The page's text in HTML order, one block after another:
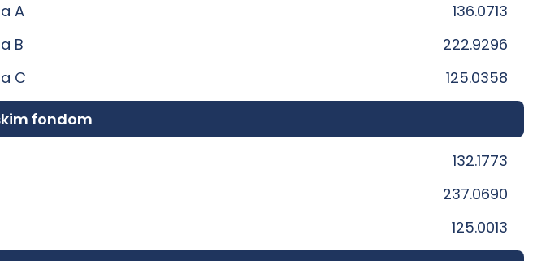
A
136.0713
B
222.9296
C 125.0358
fondom
132.1773
237.0690
125.0013